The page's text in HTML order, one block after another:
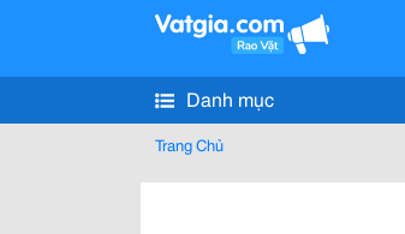
Danh mục
Trang Chủ